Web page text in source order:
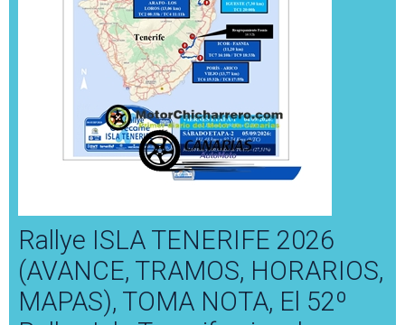
Rallye ISLA TENERIFE 2026
(AVANCE, TRAMOS, HORARIOS,
MAPAS), TOMA NOTA, El 52º